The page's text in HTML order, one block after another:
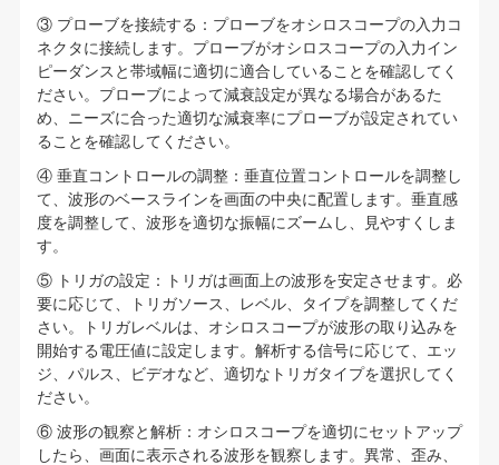
③ プローブを接続する：プローブをオシロスコープの入力コ
ネクタに接続します。プローブがオシロスコープの入力イン
ピーダンスと帯域幅に適切に適合していることを確認してく
ださい。プローブによって減衰設定が異なる場合があるた
め、ニーズに合った適切な減衰率にプローブが設定されてい
ることを確認してください。
④ 垂直コントロールの調整：垂直位置コントロールを調整し
て、波形のベースラインを画面の中央に配置します。垂直感
度を調整して、波形を適切な振幅にズームし、見やすくしま
す。
⑤ トリガの設定：トリガは画面上の波形を安定させます。必
要に応じて、トリガソース、レベル、タイプを調整してくだ
さい。トリガレベルは、オシロスコープが波形の取り込みを
開始する電圧値に設定します。解析する信号に応じて、エッ
ジ、パルス、ビデオなど、適切なトリガタイプを選択してく
ださい。
⑥ 波形の観察と解析：オシロスコープを適切にセットアップ
したら、画面に表示される波形を観察します。異常、歪み、